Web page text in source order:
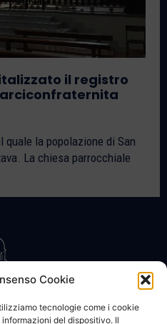
Cookie
tecnologie come i cookie
del dispositivo. Il
il registro
quale la popolazione di San
La chiesa parrocchiale